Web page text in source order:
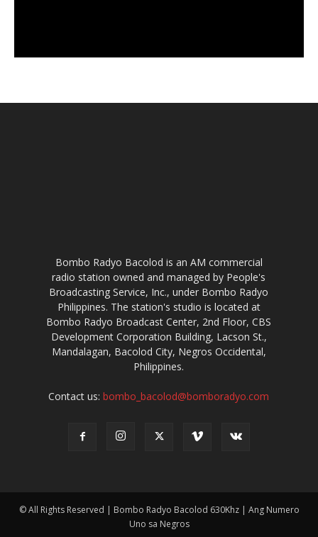
Bombo Radyo Bacolod is an AM commercial
radio station owned and managed by People's
Broadcasting Service, Inc., under Bombo Radyo
Philippines. The station's studio is located at
Bombo Radyo Broadcast Center, 2nd Floor, CBS
Development Corporation Building, Lacson St.,
Mandalagan, Bacolod City, Negros Occidental,
Philippines.
Contact us:bombo_bacolod@bomboradyo.com
© All Rights Reserved | Bombo Radyo Bacolod 630Khz | Ang Numero
Uno sa Negros